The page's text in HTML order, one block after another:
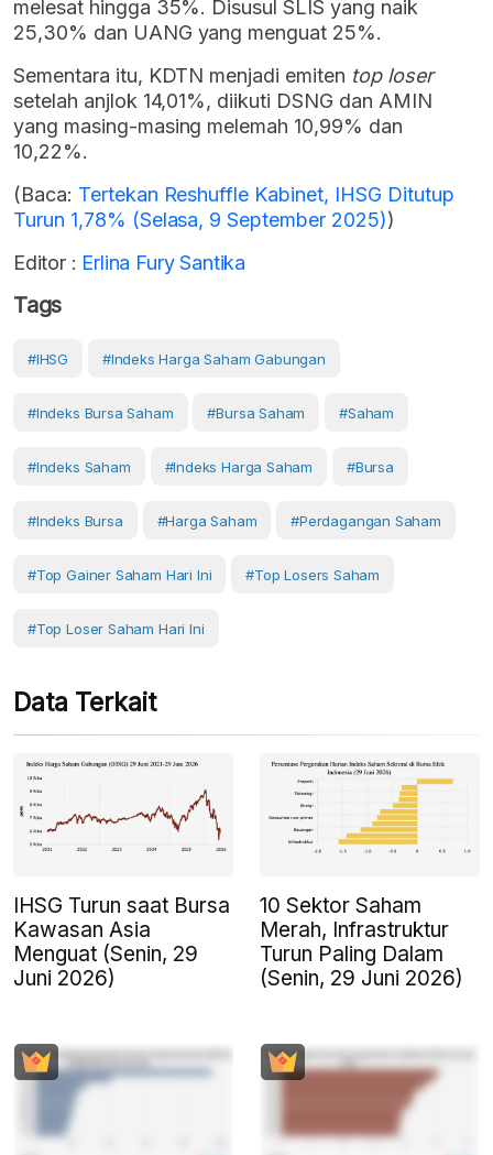
melesat hingga 35%. Disusul SLIS yang naik
25,30% dan UANG yang menguat 25%.
Sementara itu, KDTN menjadi emiten top loser
setelah anjlok 14,01%, diikuti DSNG dan AMIN
yang masing-masing melemah 10,99% dan
10,22%.
(Baca: Tertekan Reshuffle Kabinet, IHSG Ditutup
Turun 1,78% (Selasa, 9 September 2025))
Editor : Erlina Fury Santika
Tags
#IHSG #Indeks Harga Saham Gabungan
#Indeks Bursa Saham #Bursa Saham #Saham
#Indeks Saham #Indeks Harga Saham #Bursa
#Indeks Bursa #Harga Saham #Perdagangan Saham
#top Gainer Saham Hari Ini #Top Losers Saham
#top Loser Saham Hari Ini
Data Terkait
IHSG Turun saat Bursa
Kawasan Asia
Menguat (Senin, 29
Juni 2026)
10 Sektor Saham
Merah, Infrastruktur
Turun Paling Dalam
(Senin, 29 Juni 2026)